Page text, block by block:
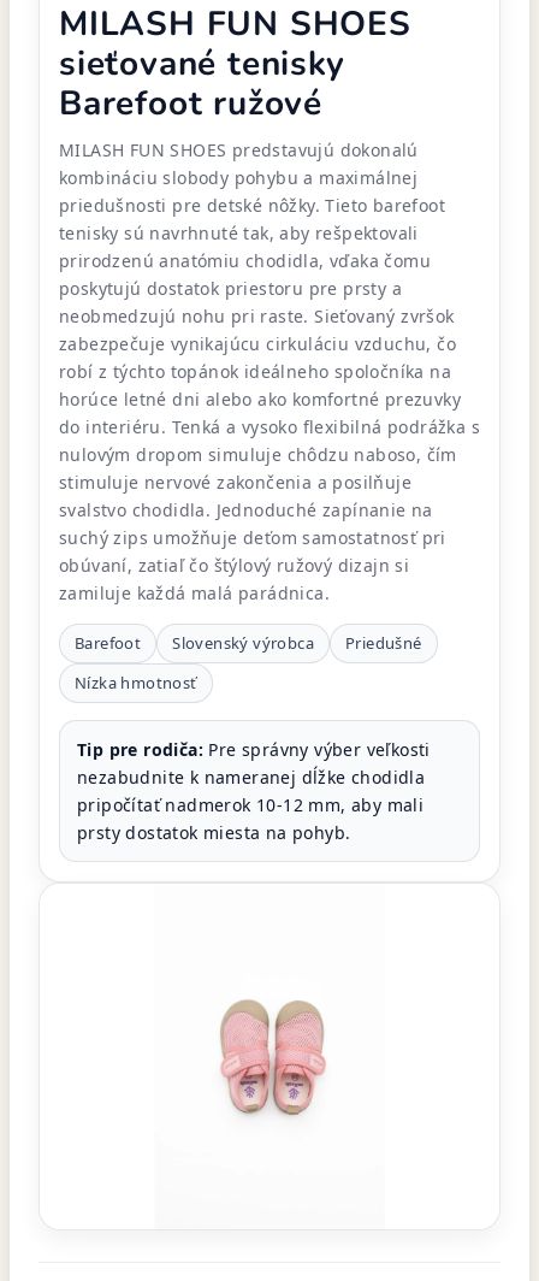
MILASH FUN SHOES
sieťované tenisky
Barefoot ružové
MILASH FUN SHOES predstavujú dokonalú
kombináciu slobody pohybu a maximálnej
priedušnosti pre detské nôžky. Tieto barefoot
tenisky sú navrhnuté tak, aby rešpektovali
prirodzenú anatómiu chodidla, vďaka čomu
poskytujú dostatok priestoru pre prsty a
neobmedzujú nohu pri raste. Sieťovaný zvršok
zabezpečuje vynikajúcu cirkuláciu vzduchu, čo
robí z týchto topánok ideálneho spoločníka na
horúce letné dni alebo ako komfortné prezuvky
do interiéru. Tenká a vysoko flexibilná podrážka s
nulovým dropom simuluje chôdzu naboso, čím
stimuluje nervové zakončenia a posilňuje
svalstvo chodidla. Jednoduché zapínanie na
suchý zips umožňuje deťom samostatnosť pri
obúvaní, zatiaľ čo štýlový ružový dizajn si
zamiluje každá malá parádnica.
Barefoot Slovenský výrobca
Priedušné
Nízka hmotnosť
Tip pre rodiča: Pre správny výber veľkosti
nezabudnite k nameranej dĺžke chodidla
pripočítať nadmerok 10-12 mm, aby mali
prsty dostatok miesta na pohyb.